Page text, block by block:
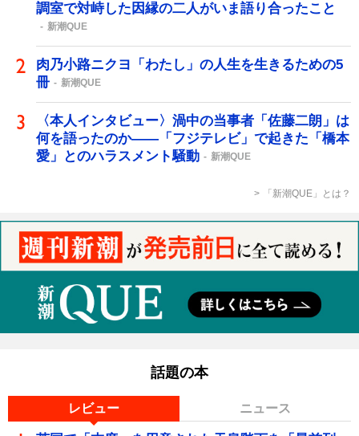
調室で対峙した因縁の二人がいま語り合ったこと
新潮QUE
肉乃小路ニクヨ「わたし」の人生を生きるための5
冊
新潮QUE
〈本人インタビュー〉渦中の当事者「佐藤二朗」は
何を語ったのか――「フジテレビ」で起きた「橋本
愛」とのハラスメント騒動
新潮QUE
「新潮QUE」とは？
話題の本
レビュー ニュース